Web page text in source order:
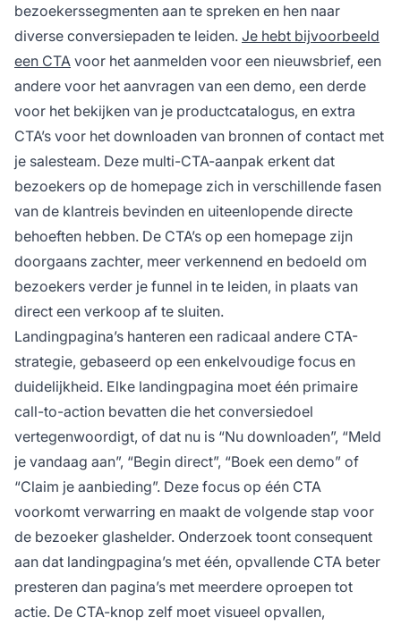
bezoekerssegmenten aan te spreken en hen naar
diverse conversiepaden te leiden. Je hebt bijvoorbeeld
een CTA voor het aanmelden voor een nieuwsbrief, een
andere voor het aanvragen van een demo, een derde
voor het bekijken van je productcatalogus, en extra
CTA’s voor het downloaden van bronnen of contact met
je salesteam. Deze multi-CTA-aanpak erkent dat
bezoekers op de homepage zich in verschillende fasen
van de klantreis bevinden en uiteenlopende directe
behoeften hebben. De CTA’s op een homepage zijn
doorgaans zachter, meer verkennend en bedoeld om
bezoekers verder je funnel in te leiden, in plaats van
direct een verkoop af te sluiten.
Landingpagina’s hanteren een radicaal andere CTA-
strategie, gebaseerd op een enkelvoudige focus en
duidelijkheid. Elke landingpagina moet één primaire
call-to-action bevatten die het conversiedoel
vertegenwoordigt, of dat nu is “Nu downloaden”, “Meld
je vandaag aan”, “Begin direct”, “Boek een demo” of
“Claim je aanbieding”. Deze focus op één CTA
voorkomt verwarring en maakt de volgende stap voor
de bezoeker glashelder. Onderzoek toont consequent
aan dat landingpagina’s met één, opvallende CTA beter
presteren dan pagina’s met meerdere oproepen tot
actie. De CTA-knop zelf moet visueel opvallen,